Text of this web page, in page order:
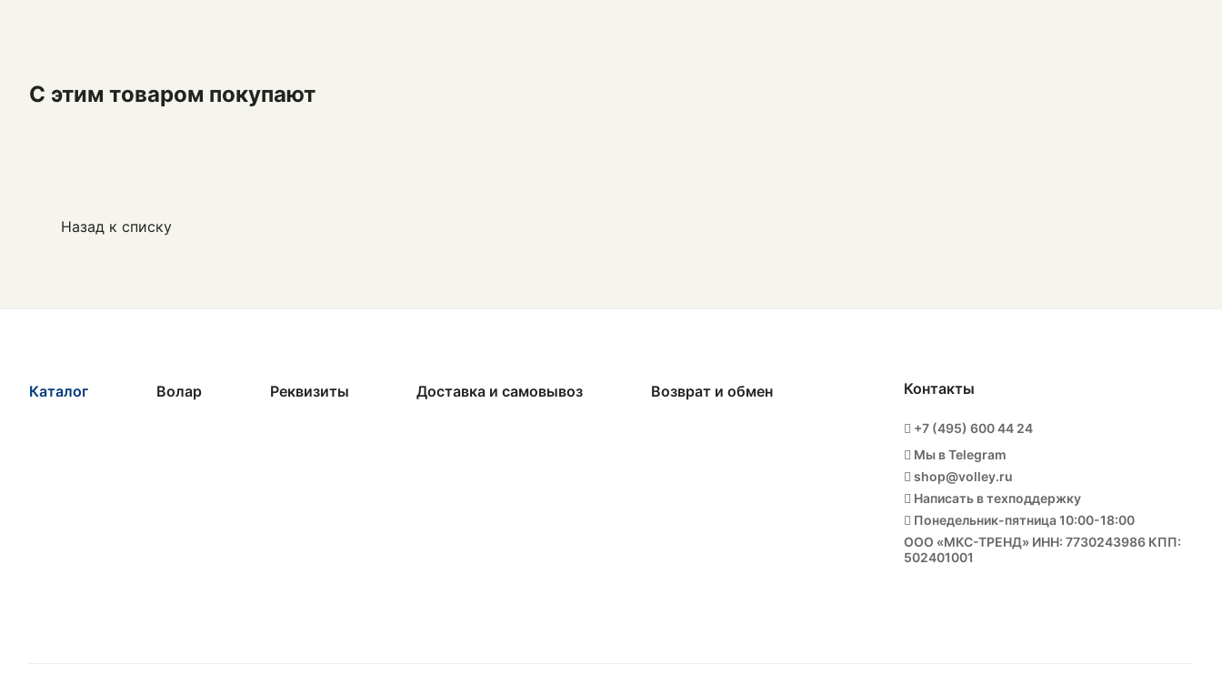
С этим товаром покупают
Назад к списку
Каталог Волар Реквизиты Доставка и самовывоз Возврат и обмен Контакты
+7 (495) 600 44 24
Мы в Telegram
shop@volley.ru
Написать в техподдержку
Понедельник-пятница 10:00-18:00
ООО «МКС-ТРЕНД» ИНН: 7730243986 КПП:
502401001